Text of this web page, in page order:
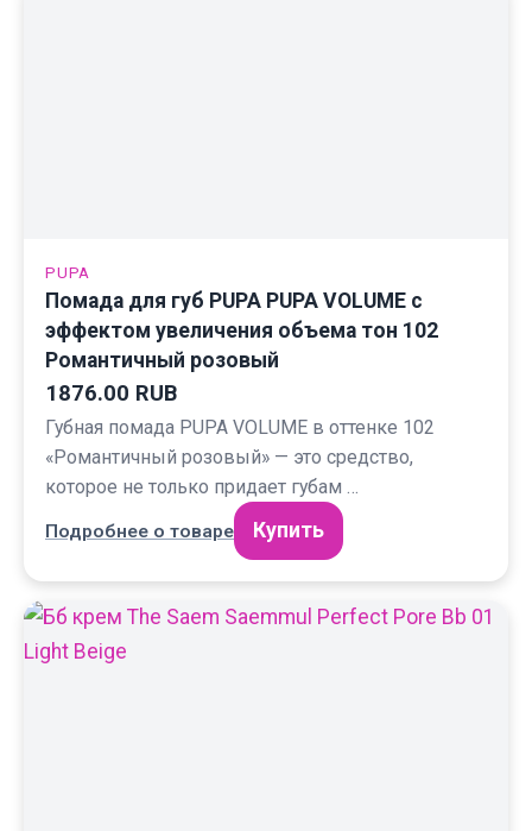
PUPA
Помада для губ PUPA PUPA VOLUME с
эффектом увеличения объема тон 102
Романтичный розовый
1876.00 RUB
Губная помада PUPA VOLUME в оттенке 102
«Романтичный розовый» — это средство,
которое не только придает губам …
Подробнее о товаре Купить